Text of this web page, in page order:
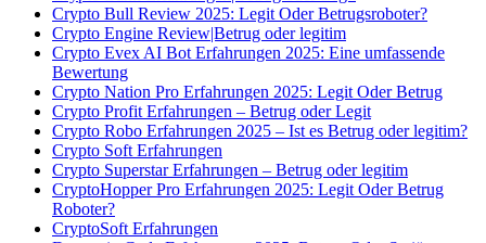
Crypto Bull Review 2025: Legit Oder Betrugsroboter?
Crypto Engine Review|Betrug oder legitim
Crypto Evex AI Bot Erfahrungen 2025: Eine umfassende
Bewertung
Crypto Nation Pro Erfahrungen 2025: Legit Oder Betrug
Crypto Profit Erfahrungen – Betrug oder Legit
Crypto Robo Erfahrungen 2025 – Ist es Betrug oder legitim?
Crypto Soft Erfahrungen
Crypto Superstar Erfahrungen – Betrug oder legitim
CryptoHopper Pro Erfahrungen 2025: Legit Oder Betrug
Roboter?
CryptoSoft Erfahrungen